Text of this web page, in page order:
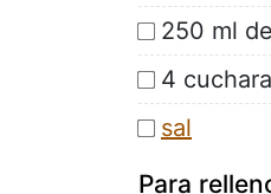
250 ml
4
sal
Para